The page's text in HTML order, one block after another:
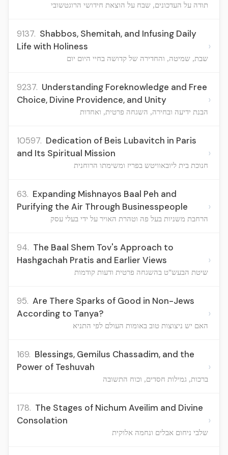
תודה על העדכונים, שבח על הוצאת חידושי הרוגטשובי
9137. Shabbos, Shemitah, and Infusing Daily
Life with Holiness
שבת, שמיטה, והחדירה של קדושה בחיי היום יום
›
9237. Understanding Foreknowledge and Free
Choice, Divine Providence, and Unity
הבנת ידיעה ובחירה, השגחה פרטית, ואחדות
›
10597. Dedication of Beis Lubavitch in Paris
and Its Spiritual Mission
חנוכת בית ליובאוויטש בפריז ומשימתו הרוחנית
›
63. Expanding Mishnayos Baal Peh and
Purifying the Air Through Businesspeople
הרחבת משניות בעל פה וטהרת האויר על ידי בעלי עסק
›
94. The Baal Shem Tov's Approach to
Hashgachah Pratis and Earlier Views
שיטת הבעש"ט בהשגחה פרטית ודעות קודמות
›
95. Are There Sparks of Good in Non-Jews
According to Tanya?
האם יש ניצוצות טוב באומות העולם לפי התניא
›
169. Blessings, Gemilus Chassadim, and the
Power of Teshuvah
ברכות, גמילות חסדים, וכוח התשובה
›
178. The Stages of Nichum Aveilim and Divine
Consolation
שלבי ניחום אבלים ונחמה אלוקית
›